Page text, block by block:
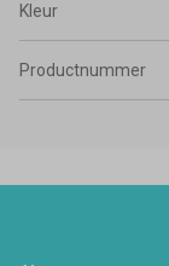
Kleur
Productnummer